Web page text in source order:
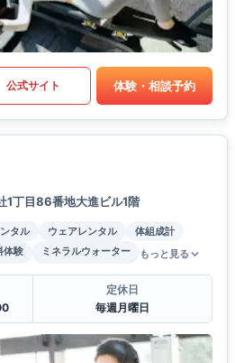
公式サイト 体験・相談予約
1丁目86番地大進ビル1階
タル ウェアレンタル
体組成計
体験 ミネラルウォーター もっと見る
定休日
毎週月曜日